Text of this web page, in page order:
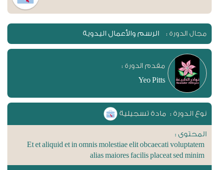
مجال الدورة : الرسم والأعمال اليدوية
مقدم الدورة :
Yeo Pitts
نوع الدورة : مادة تسجيلية
المحتوى :
Et et aliquid et in omnis molestiae elit obcaecati voluptatem
alias maiores facilis placeat sed minim